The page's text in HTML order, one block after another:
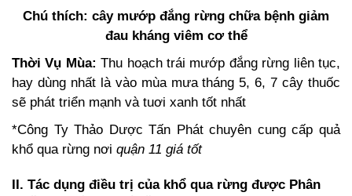
Chú thích: cây mướp đắng rừng chữa bệnh giảm
đau kháng viêm cơ thể
Thời Vụ Mùa: Thu hoạch trái mướp đắng rừng liên tục,
hay dùng nhất là vào mùa mưa tháng 5, 6, 7 cây thuốc
sẽ phát triển mạnh và tuơi xanh tốt nhất
*Công Ty Thảo Dược Tấn Phát chuyên cung cấp quả
khổ qua rừng nơi quận 11 giá tốt
II. Tác dụng điều trị của khổ qua rừng được Phân